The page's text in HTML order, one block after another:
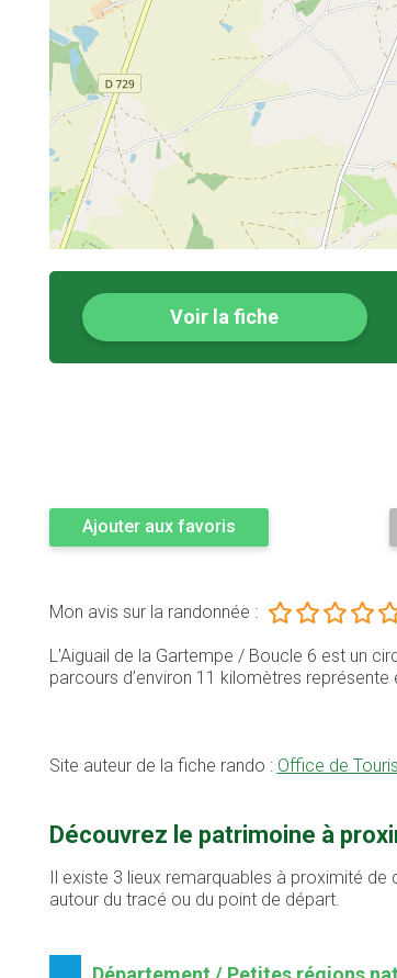
Voir la fiche
Ajouter aux favoris
Mon avis sur la randonnée :
L'Aiguail de la Gartempe / Boucle 6 est un
parcours d’environ 11 kilomètres
Site auteur de la fiche rando : Office de
Découvrez le patrimoine à
Il existe 3 lieux remarquables à proximité
autour du tracé ou du point de départ.